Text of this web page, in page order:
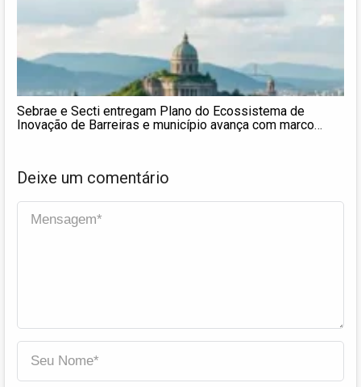
Sebrae e Secti entregam Plano do Ecossistema de
Inovação de Barreiras e município avança com marco
Deixe um comentário